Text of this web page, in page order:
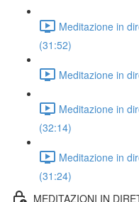
Meditazione in
(31:52)
Meditazione in
Meditazione in
(32:14)
Meditazione in
(31:24)
MEDITAZIONI IN